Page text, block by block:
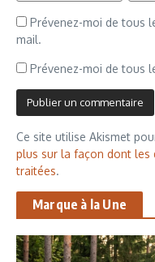
Prévenez-moi de tous
mail.
Prévenez-moi de tous
Ce site utilise Akismet
plus sur la façon dont les
traitées.
Marque à la Une